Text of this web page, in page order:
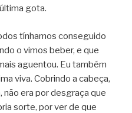
gota.
tínhamos conseguido
o vimos beber, e que
aguentou. Eu também
viva. Cobrindo a cabeça,
não era por desgraça que
sorte, por ver de que